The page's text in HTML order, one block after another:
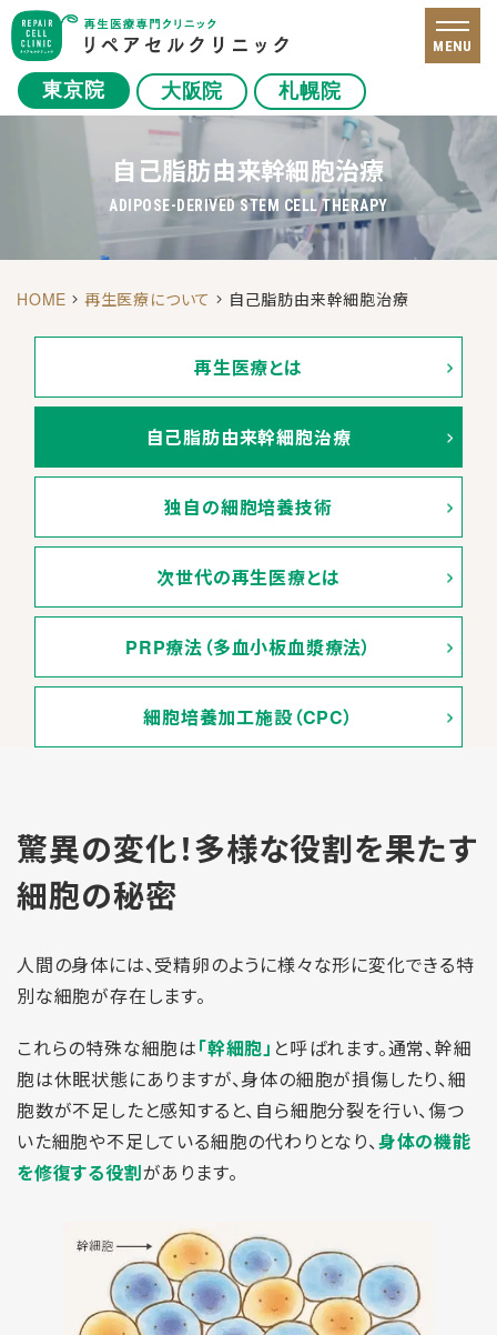
東京院 大阪院 札幌院
MENU
自己脂肪由来幹細胞治療
ADIPOSE-DERIVED STEM CELL THERAPY
HOME 再生医療について 自己脂肪由来幹細胞治療
再生医療とは
自己脂肪由来幹細胞治療
独自の細胞培養技術
次世代の再生医療とは
PRP療法（多血小板血漿療法）
細胞培養加工施設（CPC）
驚異の変化！多様な役割を果たす
細胞の秘密
人間の身体には、受精卵のように様々な形に変化できる特
別な細胞が存在します。
これらの特殊な細胞は「幹細胞」 と呼ばれます。通常、幹細
胞は休眠状態にありますが、身体の細胞が損傷したり、細
胞数が不足したと感知すると、自ら細胞分裂を行い、傷つ
いた細胞や不足している細胞の代わりとなり、身体の機能
を修復する役割があります。